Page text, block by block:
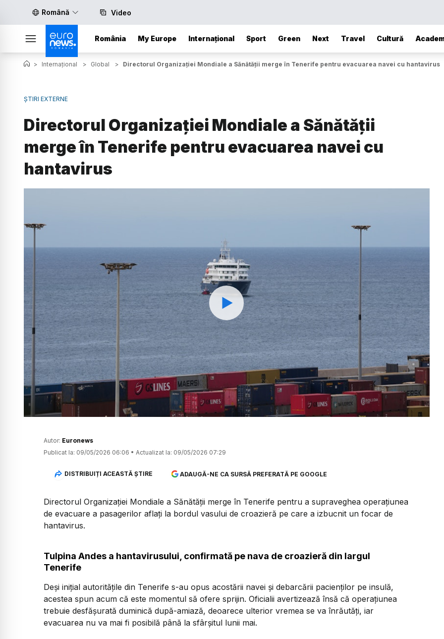
Română Video
România My Europe Internațional Sport Green Next Travel Cultură
> Internațional > Global > Directorul Organizației Mondiale a Sănătății merge în Tenerife pentru evacuarea navei cu hantavirus
ȘTIRI EXTERNE
Directorul Organizației Mondiale a Sănătății
merge în Tenerife pentru evacuarea navei cu
hantavirus
Watch
Autor: Euronews
Publicat la: 09/05/2026 06:06 • Actualizat la: 09/05/2026 07:29
DISTRIBUIȚI ACEASTĂ ȘTIRE ADAUGĂ-NE CA SURSĂ PREFERATĂ PE GOOGLE
Directorul Organizației Mondiale a Sănătății merge în Tenerife pentru a supraveghea operațiunea
de evacuare a pasagerilor aflați la bordul vasului de croazieră pe care a izbucnit un focar de
hantavirus.
Tulpina Andes a hantavirusului, confirmată pe nava de croazieră din largul
Tenerife
Deși inițial autoritățile din Tenerife s-au opus acostării navei și debarcării pacienților pe insulă,
acestea spun acum că este momentul să ofere sprijin. Oficialii avertizează însă că operațiunea
trebuie desfășurată duminică după-amiază, deoarece ulterior vremea se va înrăutăți, iar
evacuarea nu va mai fi posibilă până la sfârșitul lunii mai.